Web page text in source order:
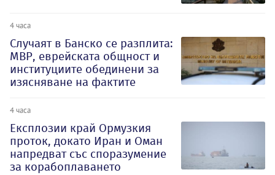
4 часа
Случаят в Банско се разплита:
МВР, еврейската общност и
институциите обединени за
изясняване на фактите
4 часа
Експлозии край Ормузкия
проток, докато Иран и Оман
напредват със споразумение
за корабоплаването